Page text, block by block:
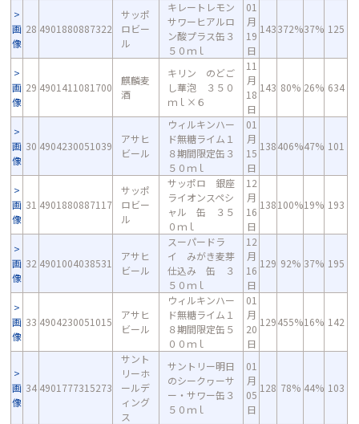
画
像
28 4901880887322
サッポ
ロビー
ル
キレートレモン
サワーヒアルロ
ン酸プラス缶３
５０ｍｌ
01
月
19
日
143372%37% 125
画
像
29 4901411081700
麒麟麦
酒
キリン のどご
し華泡 ３５０
ｍｌ×６
11
月
18
日
143 80% 26% 634
画
像
30 4904230051039
アサヒ
ビール
ウィルキンハー
ド無糖ライム１
８期間限定缶３
５０ｍｌ
01
月
15
日
138406%47% 101
画
像
31 4901880887117
サッポ
ロビー
ル
サッポロ 銀座
ライオンスペシ
ャル 缶 ３５
０ｍｌ
12
月
16
日
138100%19% 193
画
像
32 4901004038531
アサヒ
ビール
スーパードラ
イ みがき麦芽
仕込み 缶 ３
５０ｍｌ
12
月
16
日
129 92% 37% 195
画
像
33 4904230051015
アサヒ
ビール
ウィルキンハー
ド無糖ライム１
８期間限定缶５
００ｍｌ
01
月
20
日
129455%16% 142
画
像
34 4901777315273
サント
リーホ
ールデ
ィング
ス
サントリー明日
のシークヮーサ
ー・サワー缶３
５０ｍｌ
01
月
05
日
128 78% 44% 103